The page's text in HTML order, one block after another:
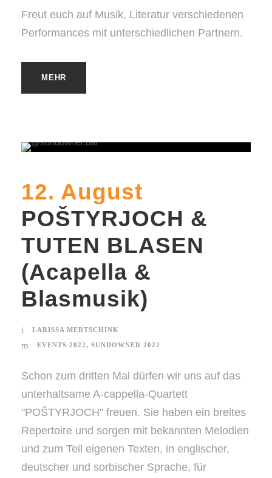
Freut euch auf Musik, Literatur verschiedenen
Performances mit unterschiedlichen Partnern.
MEHR
12. August
POŠTYRJOCH &
TUTEN BLASEN
(Acapella &
Blasmusik)
LARISSA MERTSCHINK
EVENTS 2022, SUNDOWNER 2022
Schon zum dritten Mal dürfen wir uns auf das
unterhaltsame A-cappella-Quartett
"POŠTYRJOCH" freuen. Sie haben ein breites
Repertoire und sorgen mit bekannten Melodien
und zum Teil eigenen Texten, in englischer,
deutscher und sorbischer Sprache, für